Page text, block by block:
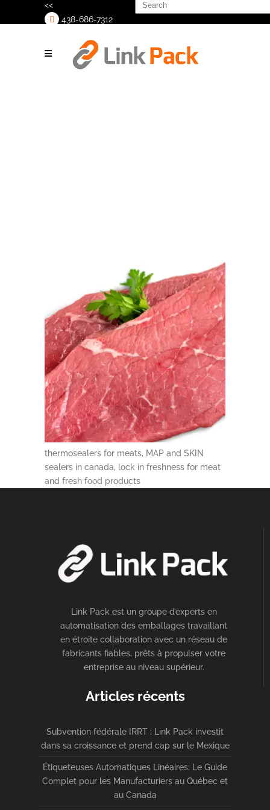
<<
438-686-7312
for:
thermosealers for meats, MAP and SKIN
sealers in canada, lock in freshness for meat
and fresh food products
Link Pack est un groupe d’experts en
automatisation des emballages travaillant
en étroite collaboration avec un réseau de
fabricants fiables, prêts à propulser votre
entreprise au niveau supérieur.
Articles récents
Subvention fédérale IRRT : Link Pack investit
dans sa croissance et prend cap sur le Mexique
Étiqueteuses Automatiques Linéaires: Le Guide
Complet pour les Manufacturiers au Québec et
au Canada